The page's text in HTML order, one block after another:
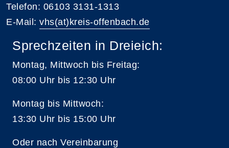
Telefon: 06103 3131-1313
E-Mail: vhs(at)kreis-offenbach.de
Sprechzeiten in Dreieich:
Montag, Mittwoch bis Freitag:
08:00 Uhr bis 12:30 Uhr
Montag bis Mittwoch:
13:30 Uhr bis 15:00 Uhr
Oder nach Vereinbarung